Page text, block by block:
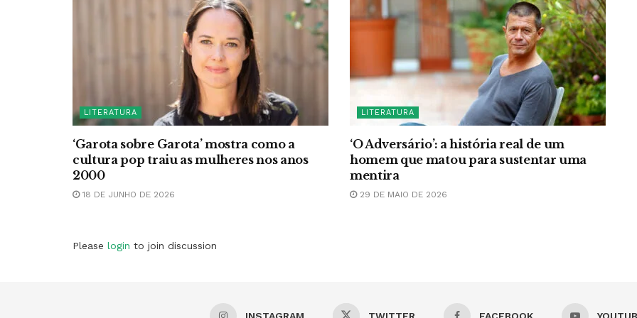
LITERATURA
‘Garota sobre Garota’ mostra como a
cultura pop traiu as mulheres nos anos
2000
18 DE JUNHO DE 2026
LITERATURA
‘O Adversário’: a história real de um
homem que matou para sustentar uma
mentira
29 DE MAIO DE 2026
Please login to join discussion